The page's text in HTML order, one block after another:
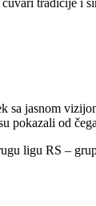
jasnom
pokazali od
ligu RS –